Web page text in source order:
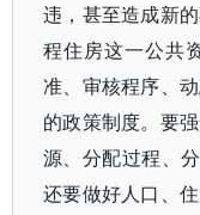
违，甚至造成新
程住房这一公共
准、审核程序、
的政策制度。要
源、分配过程、
还要做好人口、